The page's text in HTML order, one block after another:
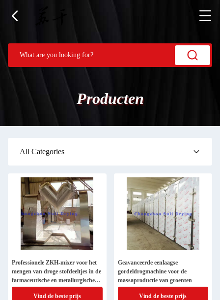
Producten
All Categories
Professionele ZKH-mixer voor het
mengen van droge stofdeeltjes in de
farmaceutische en metallurgische
industrie
Vind de beste prijs
Geavanceerde eenlaagse
gordeldrogmachine voor de
massaproductie van groenten
Vind de beste prijs